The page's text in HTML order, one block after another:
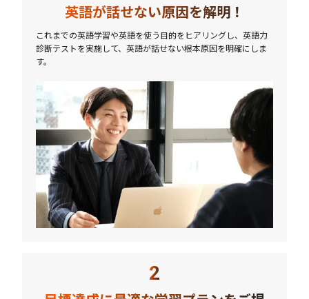
英語が話せない原因を解明！
これまでの英語学習や英語を使う目的をヒアリングし、英語力
診断テストを実施して、英語が話せない根本原因を明確にしま
す。
2